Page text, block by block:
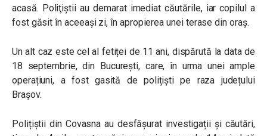
acasă. Poliţiştii au demarat imediat căutările, iar copilul a
fost găsit în aceeași zi, în apropierea unei terase din oraş.
Un alt caz este cel al fetiței de 11 ani, dispărută la data de
18 septembrie, din București, care, în urma unei ample
operațiuni, a fost gasită de polițiști pe raza județului
Brașov.
Polițiștii din Covasna au desfășurat investigații și căutări,